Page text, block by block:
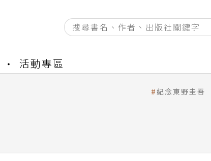
活動專區
紀念東野圭吾